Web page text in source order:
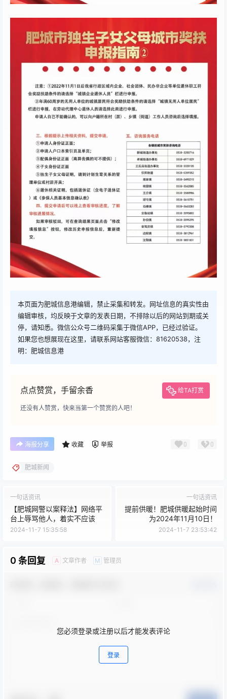
本页面为肥城信息港编辑，禁止采集和转发。网址信息的真实性由
编辑审核，均反映于文章的发表日期，不排除以后的网站到期或关
停，请知悉。微信公众号二维码采集于微信APP，已经过验证。
如果您也想展现在这里，请联系网站客服微信：81620538，注
明：肥城信息港
点点赞赏，手留余香 给TA打赏
还没有人赞赏，快来当第一个赞赏的人吧！
海报分享 收藏 举报 0 0
肥城新闻
一句话资讯
【肥城网警以案释法】网络平
台上辱骂他人，着实不应该
2024-11-7 15:35:58
一句话资讯
提前供暖！肥城供暖起始时间
为2024年11月10日！
2024-11-7 23:53:42
0 条回复 A 文章作者 M 管理员
您必须登录或注册以后才能发表评论
登录